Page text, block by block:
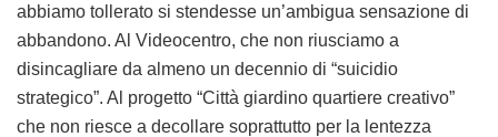
abbiamo tollerato si stendesse un’ambigua sensazione di
abbandono. Al Videocentro, che non riusciamo a
disincagliare da almeno un decennio di “suicidio
strategico”. Al progetto “Città giardino quartiere creativo”
che non riesce a decollare soprattutto per la lentezza